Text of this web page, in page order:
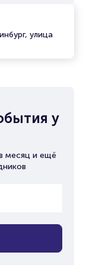
улица
у
месяц и ещё